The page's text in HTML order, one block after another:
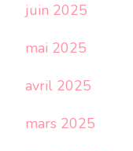
juin 2025
mai 2025
avril 2025
mars 2025